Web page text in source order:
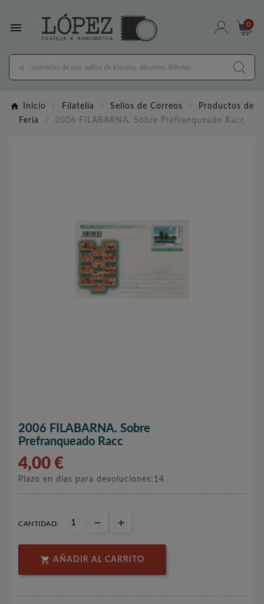
 0
Inicio Filatelia Sellos de Correos
Productos de
Feria
2006 FILABARNA. Sobre Prefranqueado Racc
2006 FILABARNA. Sobre
Prefranqueado Racc
4,00 €
Plazo en días para devoluciones:14
CANTIDAD:
 AÑADIR AL CARRITO